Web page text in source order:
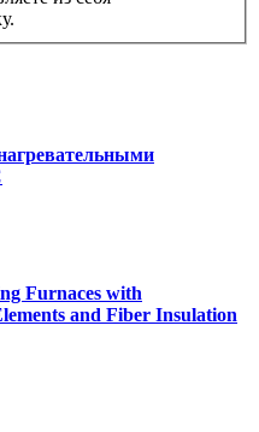
Furnaces with
and Fiber Insulation